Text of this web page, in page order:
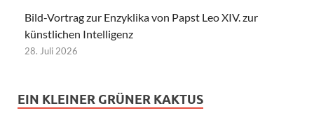
Bild-Vortrag zur Enzyklika von Papst Leo XIV. zur
künstlichen Intelligenz
28. Juli 2026
EIN KLEINER GRÜNER KAKTUS